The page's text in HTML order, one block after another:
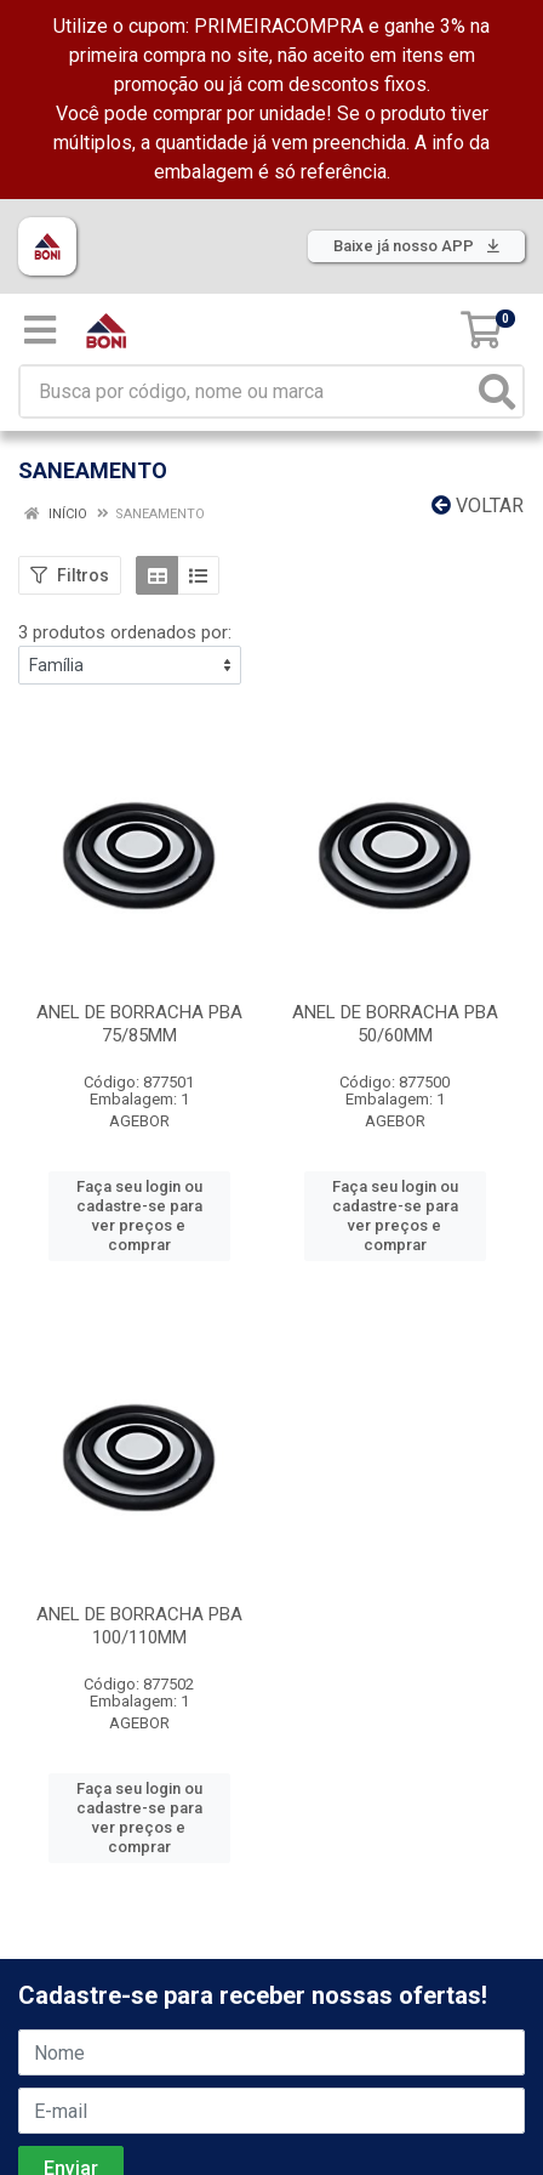
Utilize o cupom: PRIMEIRACOMPRA e ganhe 3% na
primeira compra no site, não aceito em itens em
promoção ou já com descontos fixos.
Você pode comprar por unidade! Se o produto tiver
múltiplos, a quantidade já vem preenchida. A info da
embalagem é só referência.
Baixe já nosso APP
0
SANEAMENTO
VOLTAR
INÍCIO SANEAMENTO
Filtros
3 produtos ordenados por:
ANEL DE BORRACHA PBA
75/85MM
Código: 877501
Embalagem: 1
AGEBOR
Faça seu login ou
cadastre-se para
ver preços e
comprar
ANEL DE BORRACHA PBA
50/60MM
Código: 877500
Embalagem: 1
AGEBOR
Faça seu login ou
cadastre-se para
ver preços e
comprar
ANEL DE BORRACHA PBA
100/110MM
Código: 877502
Embalagem: 1
AGEBOR
Faça seu login ou
cadastre-se para
ver preços e
comprar
Cadastre-se para receber nossas ofertas!